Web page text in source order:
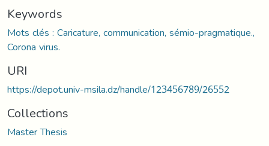
Keywords
Mots clés : Caricature, communication, sémio-pragmatique.,
Corona virus.
URI
https://depot.univ-msila.dz/handle/123456789/26552
Collections
Master Thesis